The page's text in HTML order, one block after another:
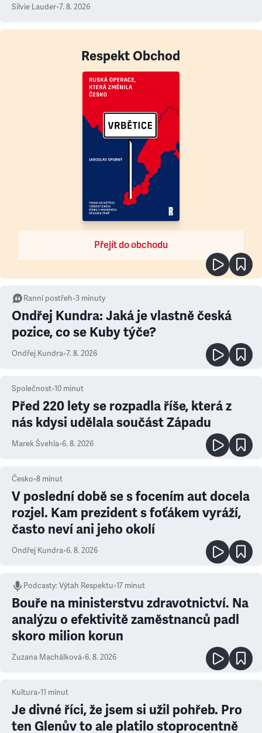
Silvie Lauder•7. 8. 2026
Respekt Obchod
Přejít do obchodu
Ranní postřeh•3 minuty
Ondřej Kundra: Jaká je vlastně česká
pozice, co se Kuby týče?
Ondřej Kundra•7. 8. 2026
Společnost•10 minut
Před 220 lety se rozpadla říše, která z
nás kdysi udělala součást Západu
Marek Švehla•6. 8. 2026
Česko•8 minut
V poslední době se s focením aut docela
rozjel. Kam prezident s foťákem vyráží,
často neví ani jeho okolí
Ondřej Kundra•6. 8. 2026
Podcasty:Výtah Respektu•17 minut
Bouře na ministerstvu zdravotnictví. Na
analýzu o efektivitě zaměstnanců padl
skoro milion korun
Zuzana Machálková•6. 8. 2026
Kultura•11 minut
Je divné říci, že jsem si užil pohřeb. Pro
ten Glenův to ale platilo stoprocentně